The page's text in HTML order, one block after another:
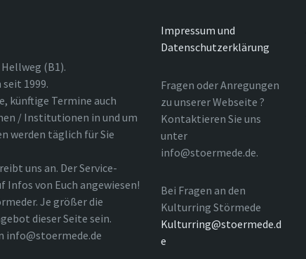
(B1).
1999.
künftige Termine auch
/ Institutionen in und um
werden täglich für Sie
uns an. Der Service-
Infos von Euch angewiesen!
Je größer die
dieser Seite sein.
info@stoermede.de
Impressum und
Datenschutzerklärung
Fragen oder Anregungen
zu unserer Webseite ?
Kontaktieren Sie uns
unter
info@stoermede.de.
Bei Fragen an den
Kulturring Störmede
Kulturring@stoermede.d
e